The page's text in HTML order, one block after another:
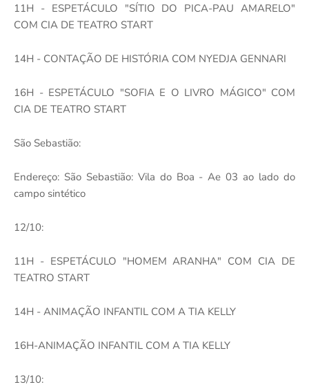
11H - ESPETÁCULO "SÍTIO DO PICA-PAU AMARELO"
COM CIA DE TEATRO START
14H - CONTAÇÃO DE HISTÓRIA COM NYEDJA GENNARI
16H - ESPETÁCULO "SOFIA E O LIVRO MÁGICO" COM
CIA DE TEATRO START
São Sebastião:
Endereço: São Sebastião: Vila do Boa - Ae 03 ao lado do
campo sintético
12/10:
11H - ESPETÁCULO "HOMEM ARANHA" COM CIA DE
TEATRO START
14H - ANIMAÇÃO INFANTIL COM A TIA KELLY
16H-ANIMAÇÃO INFANTIL COM A TIA KELLY
13/10: